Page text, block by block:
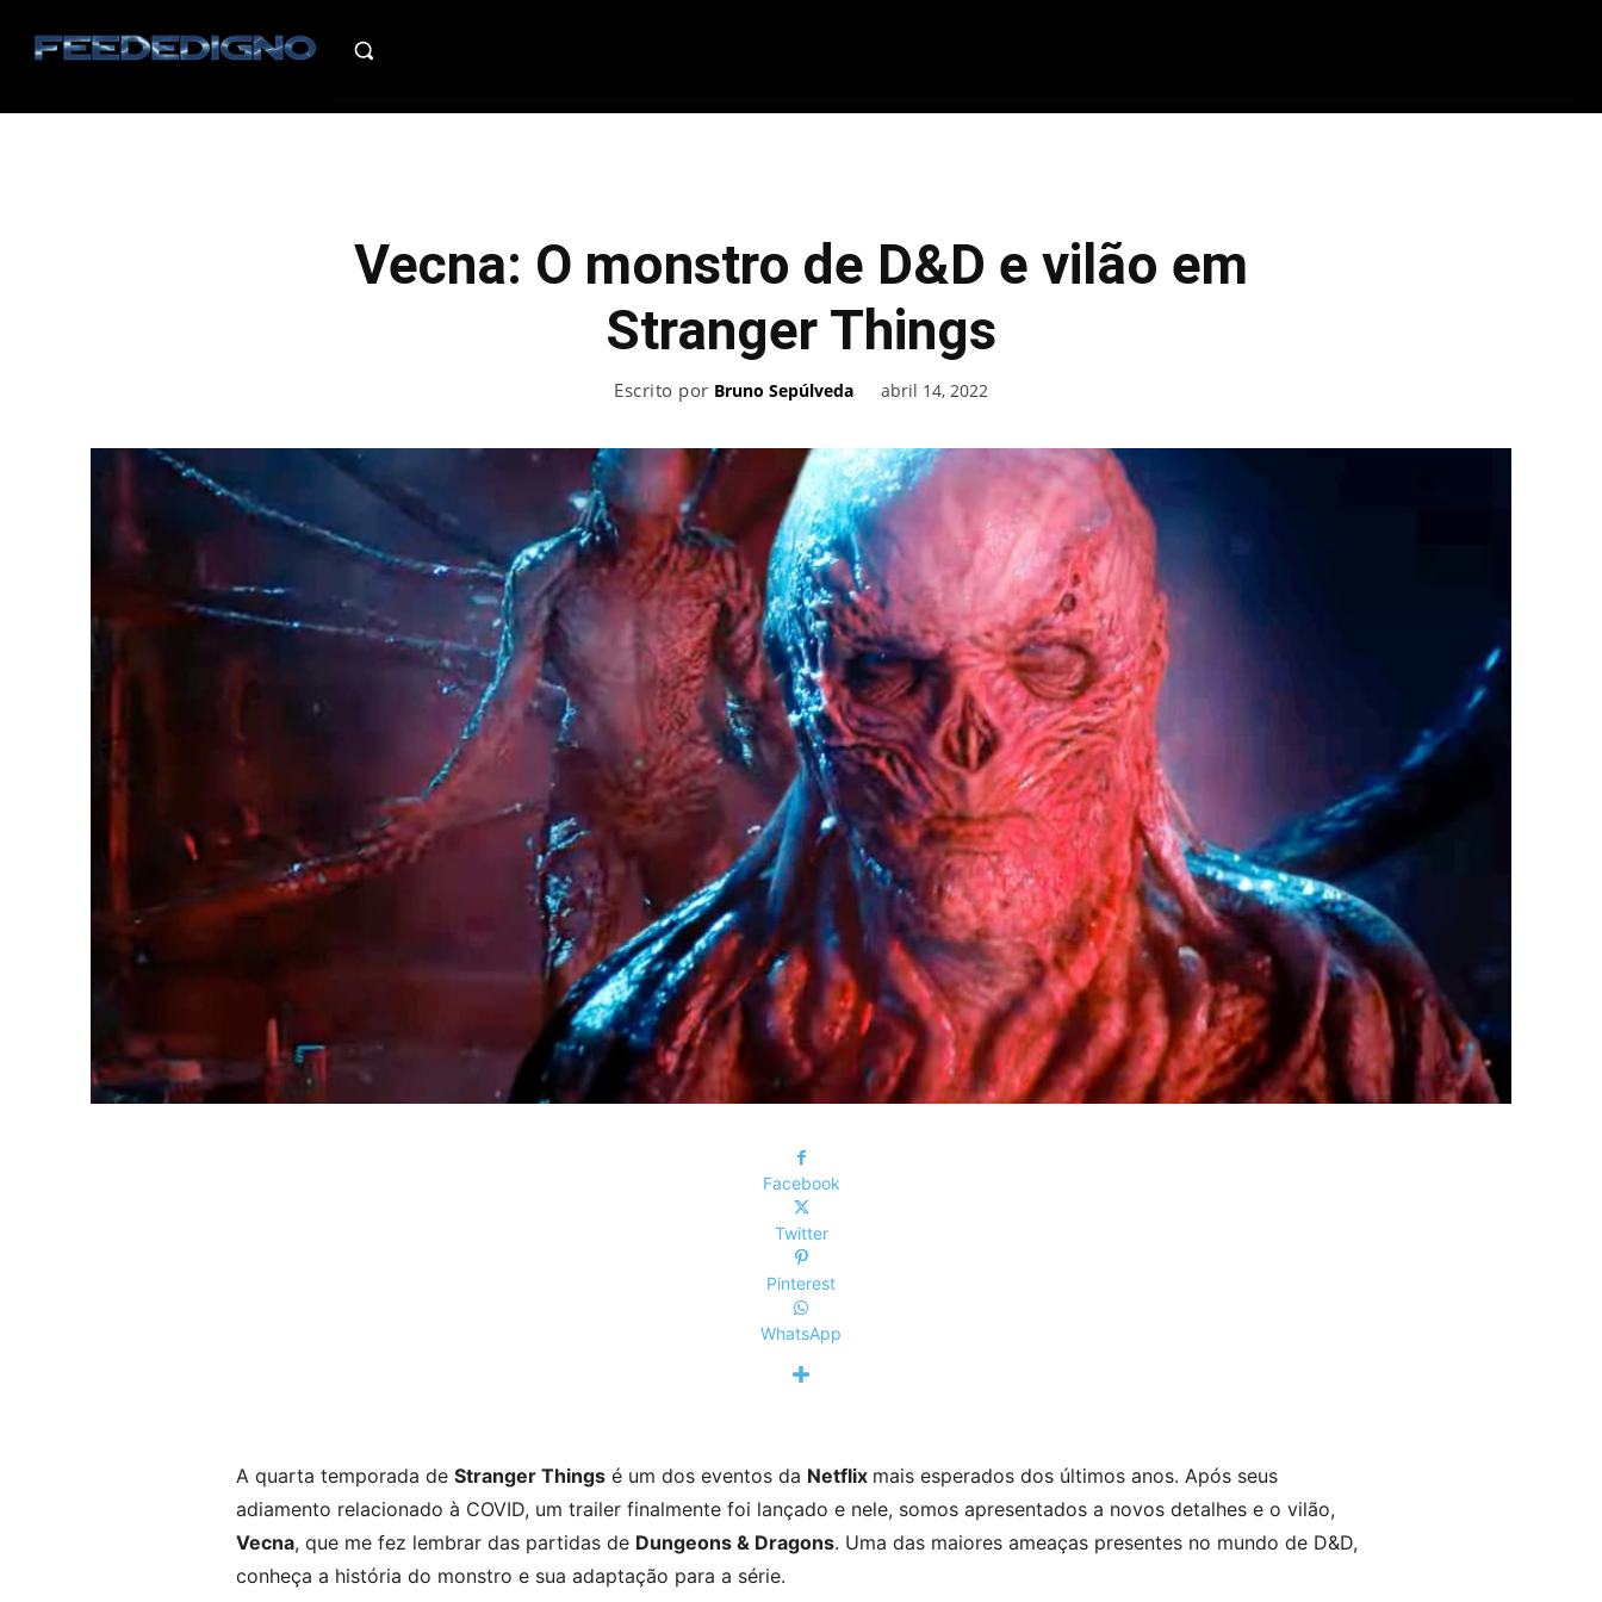
Vecna: O monstro de D&D e vilão em
Stranger Things
Escrito por Bruno Sepúlveda abril 14, 2022
Facebook
Twitter
Pinterest
WhatsApp
A quarta temporada de Stranger Things é um dos eventos da Netflix mais esperados dos últimos anos. Após seus
adiamento relacionado à COVID, um trailer finalmente foi lançado e nele, somos apresentados a novos detalhes e o vilão,
Vecna, que me fez lembrar das partidas de Dungeons & Dragons. Uma das maiores ameaças presentes no mundo de D&D,
conheça a história do monstro e sua adaptação para a série.